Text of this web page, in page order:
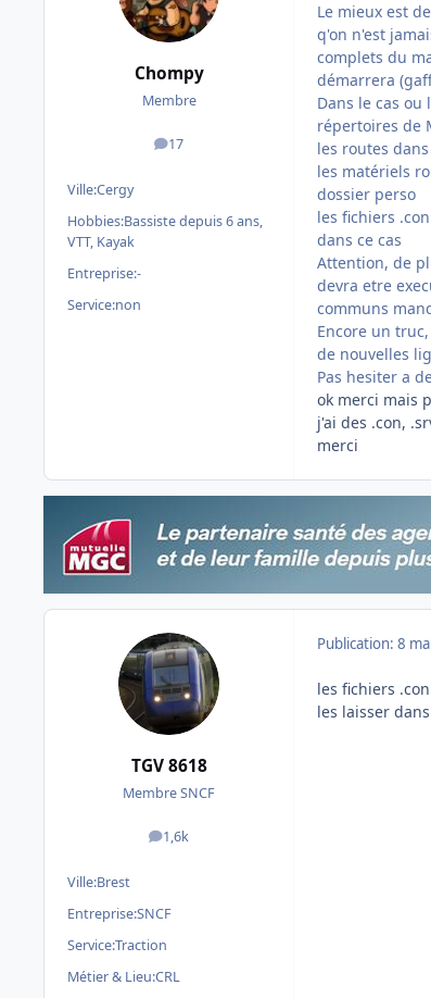
Chompy
Membre
17
messages
Ville:Cergy
Hobbies:Bassiste depuis 6 ans,
VTT, Kayak
Entreprise:-
Service:non
Le mieux est
q'on n'est
complets du
démarrera
Dans le cas
répertoires de
les routes
les matériels
dossier perso
les fichiers
dans ce cas
Attention, de
devra etre
communs
Encore un
de nouvelles
Pas hesiter a
ok merci mais
j'ai des .con,
merci
TGV 8618
Membre SNCF
1,6k
messages
Ville:Brest
Entreprise:SNCF
Service:Traction
Métier & Lieu:CRL
Publication: 8
les fichiers
les laisser